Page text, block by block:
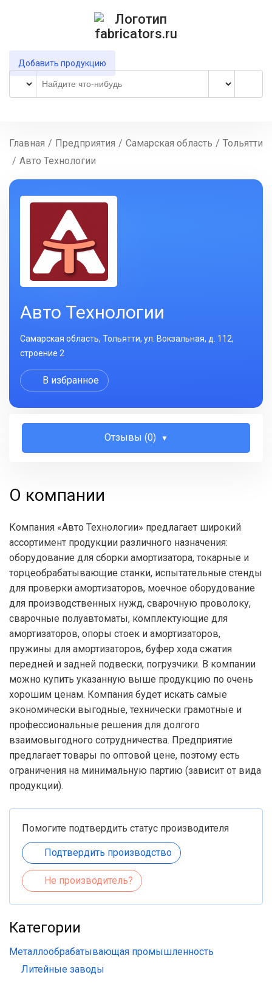
Добавить продукцию
Главная / Предприятия / Самарская область / Тольятти
/ Авто Технологии
Авто Технологии
Самарская область, Тольятти, ул. Вокзальная, д. 112,
строение 2
В избранное
Отзывы (0)
О компании
Компания «Авто Технологии» предлагает широкий
ассортимент продукции различного назначения:
оборудование для сборки амортизатора, токарные и
торцеобрабатывающие станки, испытательные стенды
для проверки амортизаторов, моечное оборудование
для производственных нужд, сварочную проволоку,
сварочные полуавтоматы, комплектующие для
амортизаторов, опоры стоек и амортизаторов,
пружины для амортизаторов, буфер хода сжатия
передней и задней подвески, погрузчики. В компании
можно купить указанную выше продукцию по очень
хорошим ценам. Компания будет искать самые
экономически выгодные, технически грамотные и
профессиональные решения для долгого
взаимовыгодного сотрудничества. Предприятие
предлагает товары по оптовой цене, поэтому есть
ограничения на минимальную партию (зависит от вида
продукции).
Помогите подтвердить статус производителя
Подтвердить производство
Не производитель?
Категории
Металлообрабатывающая промышленность
Литейные заводы